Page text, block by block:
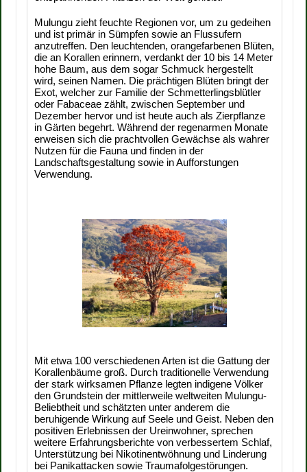
Mulungu zieht feuchte Regionen vor, um zu gedeihen
und ist primär in Sümpfen sowie an Flussufern
anzutreffen. Den leuchtenden, orangefarbenen Blüten,
die an Korallen erinnern, verdankt der 10 bis 14 Meter
hohe Baum, aus dem sogar Schmuck hergestellt
wird, seinen Namen. Die prächtigen Blüten bringt der
Exot, welcher zur Familie der Schmetterlingsblütler
oder Fabaceae zählt, zwischen September und
Dezember hervor und ist heute auch als Zierpflanze
in Gärten begehrt. Während der regenarmen Monate
erweisen sich die prachtvollen Gewächse als wahrer
Nutzen für die Fauna und finden in der
Landschaftsgestaltung sowie in Aufforstungen
Verwendung.
Mit etwa 100 verschiedenen Arten ist die Gattung der
Korallenbäume groß. Durch traditionelle Verwendung
der stark wirksamen Pflanze legten indigene Völker
den Grundstein der mittlerweile weltweiten Mulungu-
Beliebtheit und schätzten unter anderem die
beruhigende Wirkung auf Seele und Geist. Neben den
positiven Erlebnissen der Ureinwohner, sprechen
weitere Erfahrungsberichte von verbessertem Schlaf,
Unterstützung bei Nikotinentwöhnung und Linderung
bei Panikattacken sowie Traumafolgestörungen.